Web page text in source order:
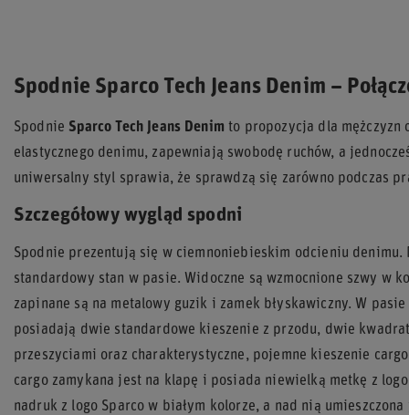
Spodnie Sparco Tech Jeans Denim –
Spodnie Sparco Tech Jeans Denim to propozycja dla mężczyzn
elastycznego denimu, zapewniają swobodę ruchów, a
uniwersalny styl sprawia, że sprawdzą się zarówno podczas
Szczegółowy wygląd spodni
Spodnie prezentują się w ciemnoniebieskim odcieniu
standardowy stan w pasie. Widoczne są wzmocnione szwy w
zapinane są na metalowy guzik i zamek błyskawiczny. W
posiadają dwie standardowe kieszenie z przodu, dwie
przeszyciami oraz charakterystyczne, pojemne kieszenie
cargo zamykana jest na klapę i posiada niewielką metkę z
nadruk z logo Sparco w białym kolorze, a nad nią